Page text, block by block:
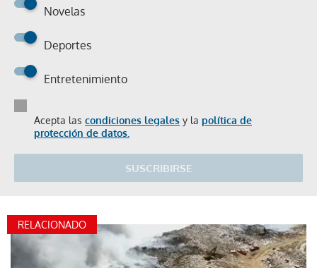
Novelas
Deportes
Entretenimiento
Acepta las condiciones legales y la política de
protección de datos.
SUSCRIBIRSE
RELACIONADO